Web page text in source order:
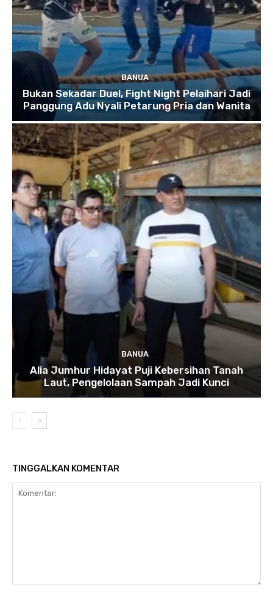
BANUA
Bukan Sekadar Duel, Fight Night Pelaihari Jadi
Panggung Adu Nyali Petarung Pria dan Wanita
BANUA
Alia Jumhur Hidayat Puji Kebersihan Tanah
Laut, Pengelolaan Sampah Jadi Kunci
TINGGALKAN KOMENTAR